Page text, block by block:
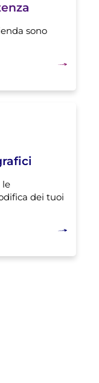
sono
le
dei tuoi